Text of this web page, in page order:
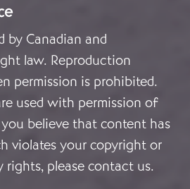
by Canadian and
law. Reproduction
permission is prohibited.
used with permission of
believe that content has
violates your copyright or
rights, please contact us.